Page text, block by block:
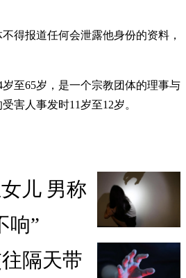
得报道任何会泄露他身份的资料，
至65岁，是一个宗教团体的理事与
害人事发时11岁至12岁。
儿 男称
响”
隔天带